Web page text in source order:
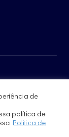
de
política de
Política de